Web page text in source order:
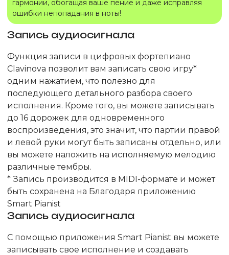
гармонии, обогащая ваше пение и даже исправляя
ошибки непопадания в ноты!
Запись аудиосигнала
Функция записи в цифровых фортепиано
Clavinova позволит вам записать свою игру*
одним нажатием, что полезно для
последующего детального разбора своего
исполнения. Кроме того, вы можете записывать
до 16 дорожек для одновременного
воспроизведения, это значит, что партии правой
и левой руки могут быть записаны отдельно, или
вы можете наложить на исполняемую мелодию
различные тембры.
* Запись производится в MIDI-формате и может
быть сохранена на Благодаря приложению
Smart Pianist
Запись аудиосигнала
С помощью приложения Smart Pianist вы можете
записывать свое исполнение и создавать